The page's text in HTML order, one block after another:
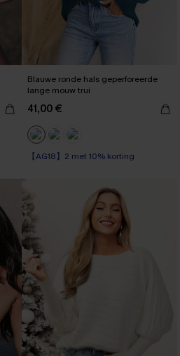
Blauwe ronde hals geperforeerde
lange mouw trui
41,00 €
【AG18】2 met 10% korting